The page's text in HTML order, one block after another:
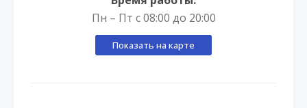
Пн – Пт с 08:00 до 20:00
Показать на карте